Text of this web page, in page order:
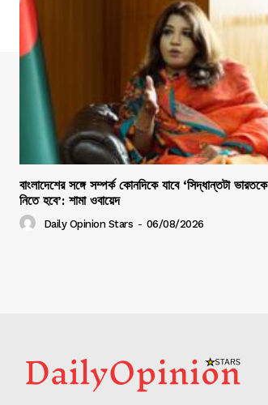
বাংলাদেশের সঙ্গে সম্পর্ক কোনদিকে যাবে ‘সিদ্ধান্তটা ভারতকে
নিতে হবে’: শামা ওবায়েদ
Daily Opinion Stars - 06/08/2026